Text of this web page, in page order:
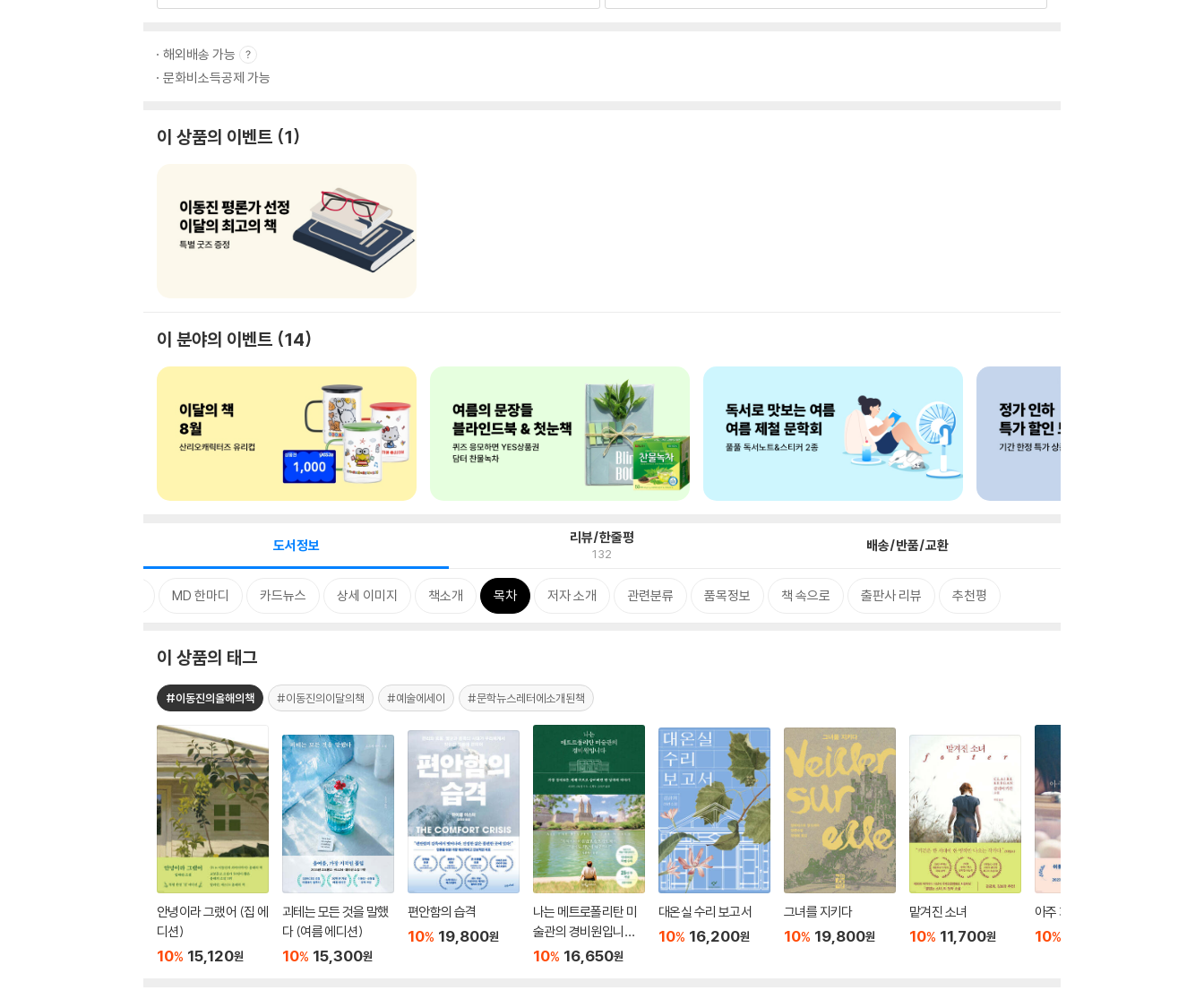
해외배송 가능
문화비소득공제 가능
이 상품의 이벤트 1
이 분야의 이벤트 14
도서정보 리뷰/한줄평
132 배송/반품/교환
MD 한마디 카드뉴스 상세 이미지 책소개 목차 저자 소개 관련분류 품목정보 책 속으로 출판사 리뷰 추천평
이 상품의 태그
#이동진의올해의책 #이동진의이달의책 #예술에세이 #문학뉴스레터에소개된책
안녕이라 그랬어 (집 에
디션)
10% 15,120원
괴테는 모든 것을 말했
다 (여름 에디션)
10% 15,300원
편안함의 습격
10% 19,800원
나는 메트로폴리탄 미
술관의 경비원입니다
(25만 부 기념 전면 개
10% 16,650원
대온실 수리 보고서
10% 16,200원
그녀를 지키다
10% 19,800원
맡겨진 소녀
10% 11,700원
아주 희미한 빛으로도
10%